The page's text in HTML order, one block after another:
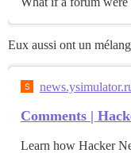
Eux aussi ont un
Comments |
Learn how Hacker